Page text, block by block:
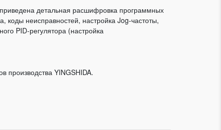
приведена детальная расшифровка программных
коды неисправностей, настройка Jog-частоты,
PID-регулятора (настройка
производства YINGSHIDA.